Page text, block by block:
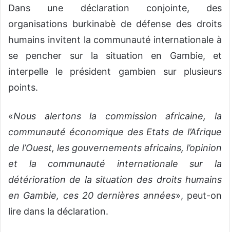
Dans une déclaration conjointe, des
organisations burkinabè de défense des droits
humains invitent la communauté internationale à
se pencher sur la situation en Gambie, et
interpelle le président gambien sur plusieurs
points.
«Nous alertons la commission africaine, la
communauté économique des Etats de l’Afrique
de l’Ouest, les gouvernements africains, l’opinion
et la communauté internationale sur la
détérioration de la situation des droits humains
en Gambie, ces 20 dernières années», peut-on
lire dans la déclaration.